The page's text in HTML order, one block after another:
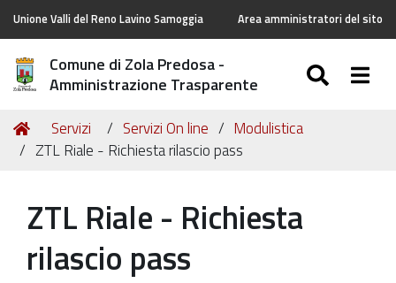
Unione Valli del Reno Lavino Samoggia Area amministratori del sito
Comune di Zola Predosa -
Amministrazione Trasparente
Tu
sei
Home
Servizi Servizi On line
Modulistica
ZTL Riale - Richiesta rilascio pass
ZTL Riale - Richiesta
rilascio pass